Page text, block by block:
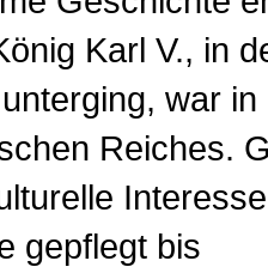
Karl V., in
war
Reiches.
gepflegt bis